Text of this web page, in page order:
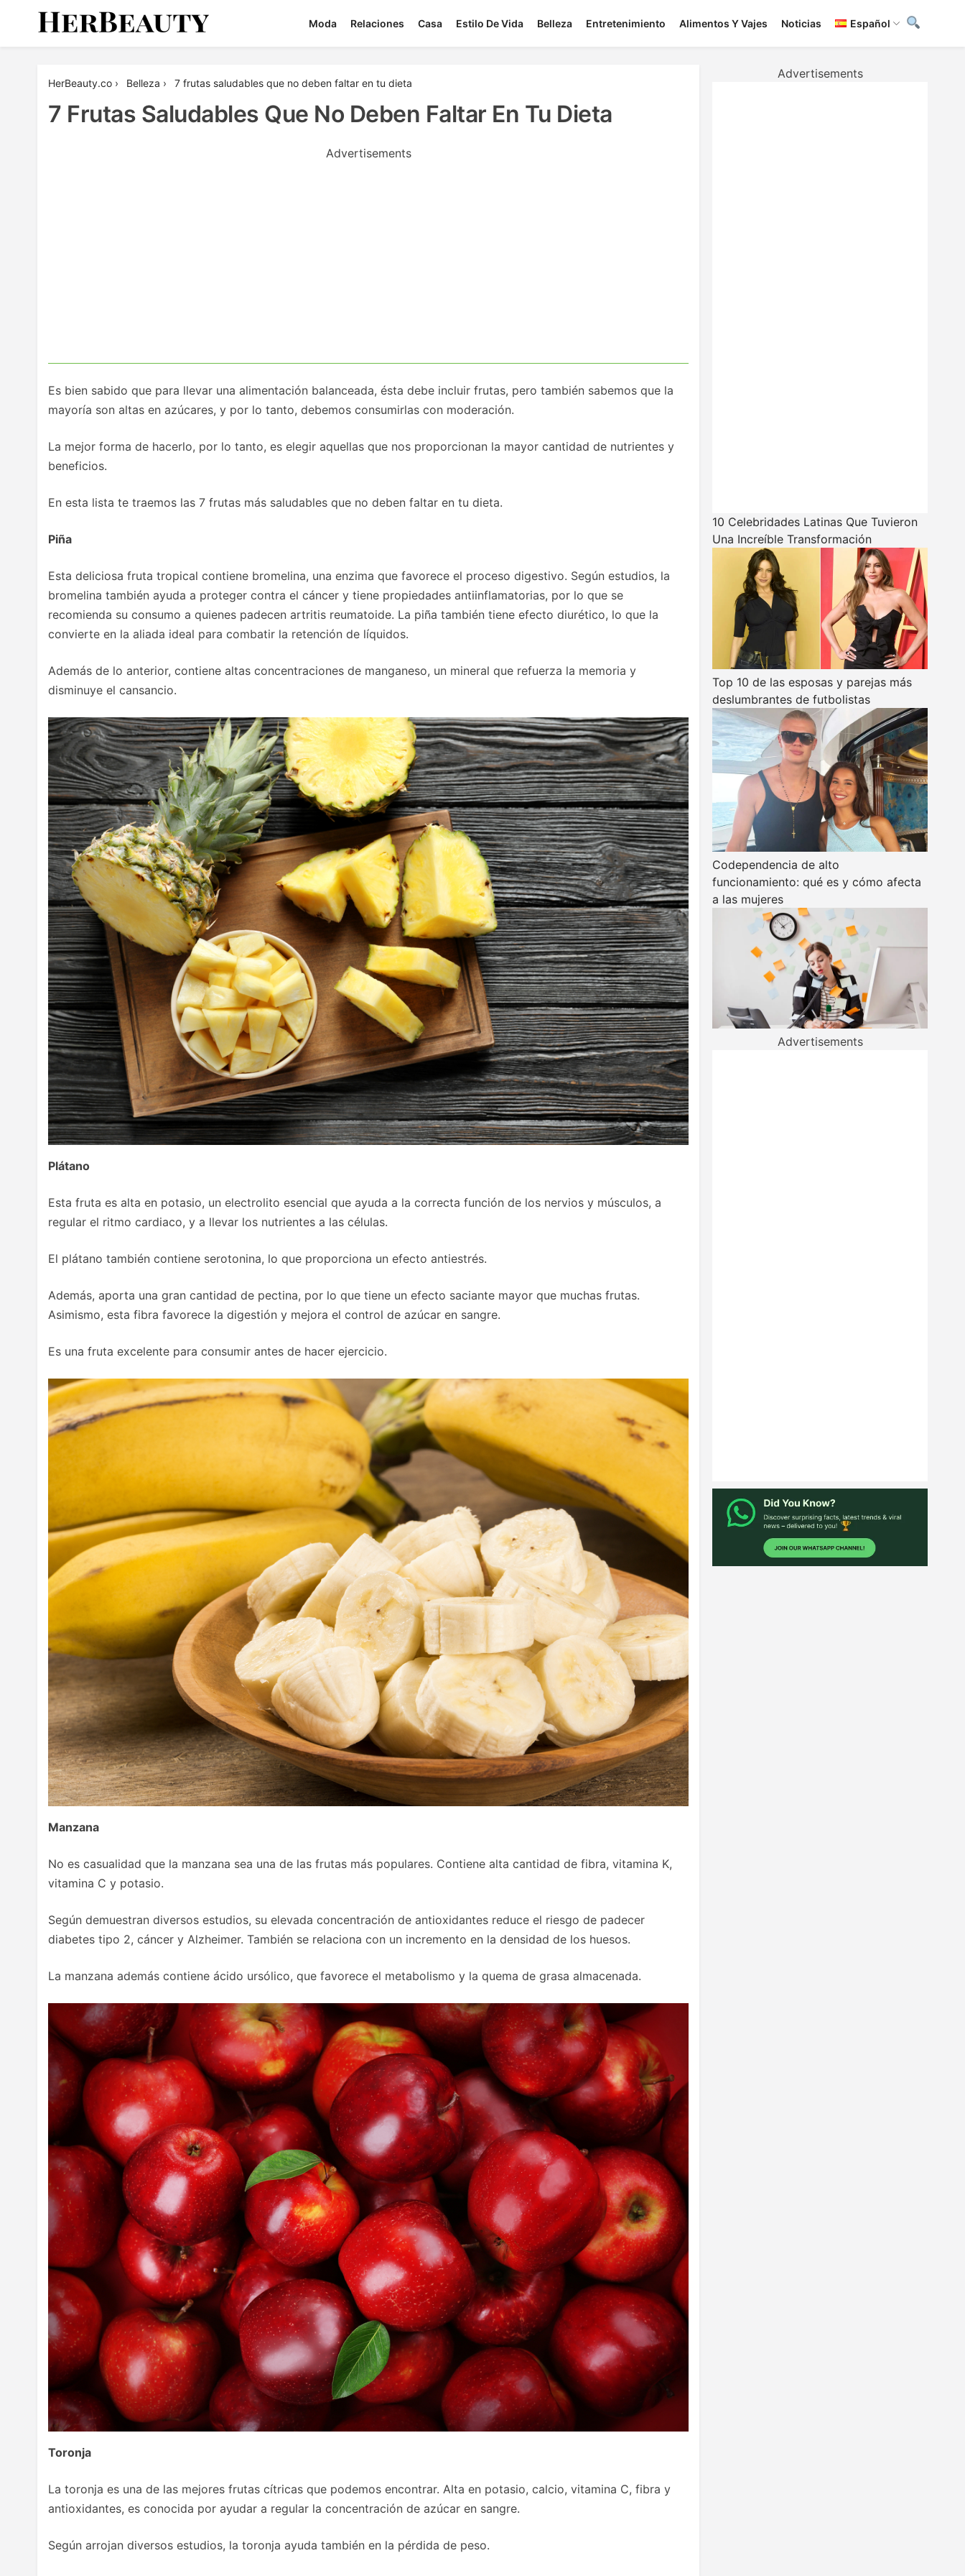
Moda Relaciones Casa Estilo De Vida Belleza Entretenimiento Alimentos Y Vajes Noticias Español
HerBeauty.co › Belleza › 7 frutas saludables que no deben faltar en tu dieta
7 Frutas Saludables Que No Deben Faltar En Tu Dieta
Advertisements
Es bien sabido que para llevar una alimentación balanceada, ésta debe incluir frutas, pero también sabemos que la
mayoría son altas en azúcares, y por lo tanto, debemos consumirlas con moderación.
La mejor forma de hacerlo, por lo tanto, es elegir aquellas que nos proporcionan la mayor cantidad de nutrientes y
beneficios.
En esta lista te traemos las 7 frutas más saludables que no deben faltar en tu dieta.
Piña
Esta deliciosa fruta tropical contiene bromelina, una enzima que favorece el proceso digestivo. Según estudios, la
bromelina también ayuda a proteger contra el cáncer y tiene propiedades antiinflamatorias, por lo que se
recomienda su consumo a quienes padecen artritis reumatoide. La piña también tiene efecto diurético, lo que la
convierte en la aliada ideal para combatir la retención de líquidos.
Además de lo anterior, contiene altas concentraciones de manganeso, un mineral que refuerza la memoria y
disminuye el cansancio.
Plátano
Esta fruta es alta en potasio, un electrolito esencial que ayuda a la correcta función de los nervios y músculos, a
regular el ritmo cardiaco, y a llevar los nutrientes a las células.
El plátano también contiene serotonina, lo que proporciona un efecto antiestrés.
Además, aporta una gran cantidad de pectina, por lo que tiene un efecto saciante mayor que muchas frutas.
Asimismo, esta fibra favorece la digestión y mejora el control de azúcar en sangre.
Es una fruta excelente para consumir antes de hacer ejercicio.
Manzana
No es casualidad que la manzana sea una de las frutas más populares. Contiene alta cantidad de fibra, vitamina K,
vitamina C y potasio.
Según demuestran diversos estudios, su elevada concentración de antioxidantes reduce el riesgo de padecer
diabetes tipo 2, cáncer y Alzheimer. También se relaciona con un incremento en la densidad de los huesos.
La manzana además contiene ácido ursólico, que favorece el metabolismo y la quema de grasa almacenada.
Toronja
La toronja es una de las mejores frutas cítricas que podemos encontrar. Alta en potasio, calcio, vitamina C, fibra y
antioxidantes, es conocida por ayudar a regular la concentración de azúcar en sangre.
Según arrojan diversos estudios, la toronja ayuda también en la pérdida de peso.
Advertisements
10 Celebridades Latinas Que Tuvieron
Una Increíble Transformación
Top 10 de las esposas y parejas más
deslumbrantes de futbolistas
Codependencia de alto
funcionamiento: qué es y cómo afecta
a las mujeres
Advertisements